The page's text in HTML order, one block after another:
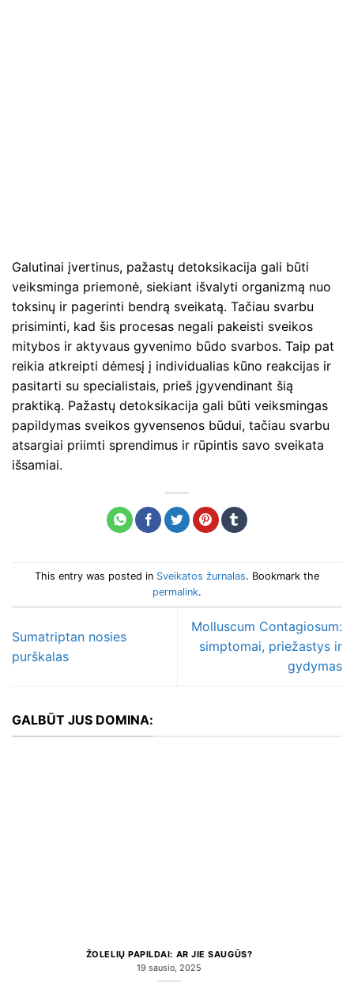
Galutinai įvertinus, pažastų detoksikacija gali būti
veiksminga priemonė, siekiant išvalyti organizmą nuo
toksinų ir pagerinti bendrą sveikatą. Tačiau svarbu
prisiminti, kad šis procesas negali pakeisti sveikos
mitybos ir aktyvaus gyvenimo būdo svarbos. Taip pat
reikia atkreipti dėmesį į individualias kūno reakcijas ir
pasitarti su specialistais, prieš įgyvendinant šią
praktiką. Pažastų detoksikacija gali būti veiksmingas
papildymas sveikos gyvensenos būdui, tačiau svarbu
atsargiai priimti sprendimus ir rūpintis savo sveikata
išsamiai.
This entry was posted in Sveikatos žurnalas. Bookmark the
permalink.
Sumatriptan nosies
purškalas
Molluscum Contagiosum:
simptomai, priežastys ir
gydymas
GALBŪT JUS DOMINA:
ŽOLELIŲ PAPILDAI: AR JIE SAUGŪS?
19 sausio, 2025